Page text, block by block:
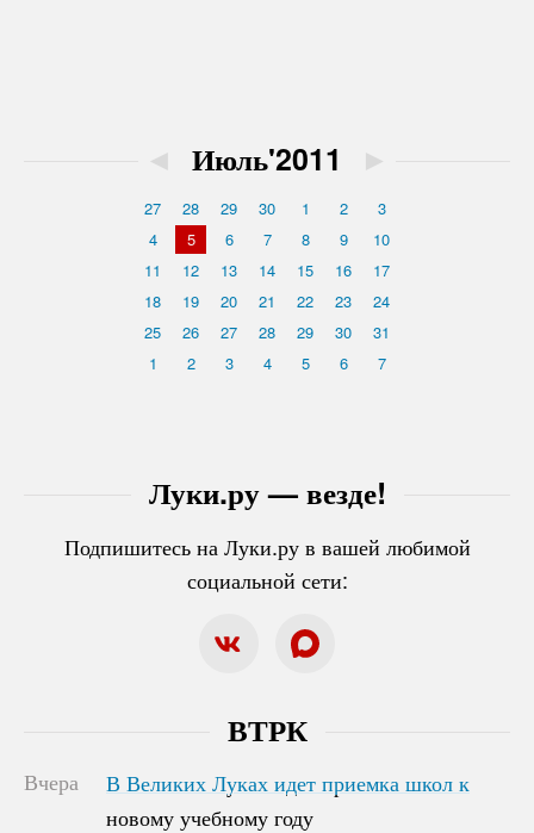
Луки.ру — везде!
Подпишитесь на Луки.ру в вашей любимой
социальной сети:
◄ Июль'2011 ►
27 28 29 30 1 2
3
4
5 6 7 8 9
10
11
12 13 14 15 16
17
18
19 20 21 22 23
24
25
26 27 28 29 30
31
1
2 3 4 5 6 7
ВТРК
Вчера
В Великих Луках идет приемка школ к
новому учебному году
В Великих Луках идет приемка школ к
новому учебному году